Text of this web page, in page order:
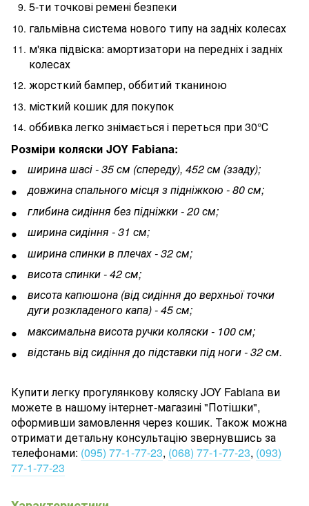
5-ти точкові ремені безпеки
гальмівна система нового типу на задніх колесах
м'яка підвіска: амортизатори на передніх і задніх
колесах
жорсткий бампер, оббитий тканиною
місткий кошик для покупок
оббивка легко знімається і переться при 30°С
Розміри коляски JOY Fabiana:
ширина шасі - 35 см (спереду), 452 см (ззаду);
довжина спального місця з підніжкою - 80 см;
глибина сидіння без підніжки - 20 см;
ширина сидіння - 31 см;
ширина спинки в плечах - 32 см;
висота спинки - 42 см;
висота капюшона (від сидіння до верхньої точки
дуги розкладеного капа) - 45 см;
максимальна висота ручки коляски - 100 см;
відстань від сидіння до підставки під ноги - 32 см.
Купити легку прогулянкову коляску JOY Fabiana ви
можете в нашому інтернет-магазині "Потішки",
оформивши замовлення через кошик. Також можна
отримати детальну консультацію звернувшись за
телефонами: (095) 77-1-77-23, (068) 77-1-77-23, (093)
77-1-77-23